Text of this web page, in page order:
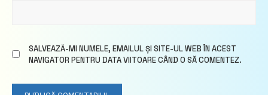
SALVEAZĂ-MI NUMELE, EMAILUL ȘI SITE-UL WEB ÎN ACEST
NAVIGATOR PENTRU DATA VIITOARE CÂND O SĂ COMENTEZ.